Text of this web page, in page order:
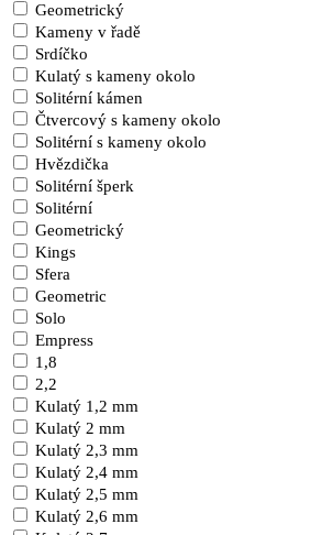
Geometrický
Kameny v řadě
Srdíčko
Kulatý s kameny okolo
Solitérní kámen
Čtvercový s kameny okolo
Solitérní s kameny okolo
Hvězdička
Solitérní šperk
Solitérní
Geometrický
Kings
Sfera
Geometric
Solo
Empress
1,8
2,2
Kulatý 1,2 mm
Kulatý 2 mm
Kulatý 2,3 mm
Kulatý 2,4 mm
Kulatý 2,5 mm
Kulatý 2,6 mm